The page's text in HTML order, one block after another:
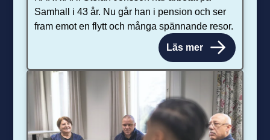
Samhall i 43 år. Nu går han i pension och ser
fram emot en flytt och många spännande resor.
Läs mer